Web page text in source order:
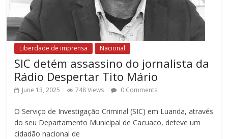
Liberdade de imprensa Nacional
SIC detém assassino do jornalista da
Rádio Despertar Tito Mário
June 13, 2025 748 Views 0 Comments
O Serviço de Investigação Criminal (SIC) em Luanda, através
do seu Departamento Municipal de Cacuaco, deteve um
cidadão nacional de